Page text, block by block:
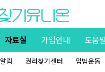
자료실 가입안내 도움
알림 권리찾기센터 입법운동